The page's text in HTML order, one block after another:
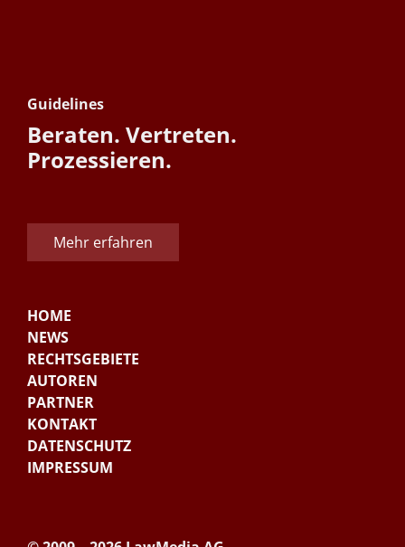
Guidelines
Beraten. Vertreten.
Prozessieren.
Mehr erfahren
HOME
NEWS
RECHTSGEBIETE
AUTOREN
PARTNER
KONTAKT
DATENSCHUTZ
IMPRESSUM